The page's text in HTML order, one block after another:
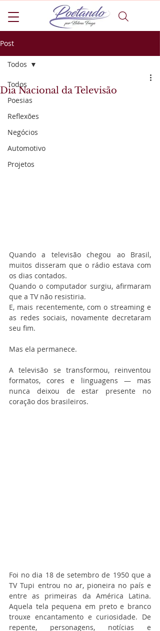
Post
Todos
Poesias
Reflexões
Negócios
Automotivo
Projetos
Todos
Dia Nacional da Televisão
Quando a televisão chegou ao Brasil,
muitos disseram que o rádio estava com
os dias contados.
Quando o computador surgiu, afirmaram
que a TV não resistiria.
E, mais recentemente, com o streaming e
as redes sociais, novamente decretaram
seu fim.
Mas ela permanece.
A televisão se transformou, reinventou
formatos, cores e linguagens — mas
nunca deixou de estar presente no
coração dos brasileiros.
Foi no dia 18 de setembro de 1950 que a
TV Tupi entrou no ar, pioneira no país e
entre as primeiras da América Latina.
Aquela tela pequena em preto e branco
trouxe encantamento e curiosidade. De
repente, personagens, notícias e